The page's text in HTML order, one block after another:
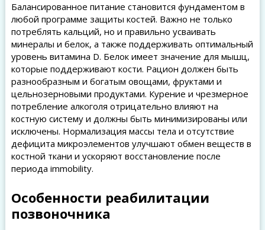
Балансированное питание становится фундаментом в
любой программе защиты костей. Важно не только
потреблять кальций, но и правильно усваивать
минералы и белок, а также поддерживать оптимальный
уровень витамина D. Белок имеет значение для мышц,
которые поддерживают кости. Рацион должен быть
разнообразным и богатым овощами, фруктами и
цельнозерновыми продуктами. Курение и чрезмерное
потребление алкоголя отрицательно влияют на
костную систему и должны быть минимизированы или
исключены. Нормализация массы тела и отсутствие
дефицита микроэлементов улучшают обмен веществ в
костной ткани и ускоряют восстановление после
периода immobility.
Особенности реабилитации
позвоночника